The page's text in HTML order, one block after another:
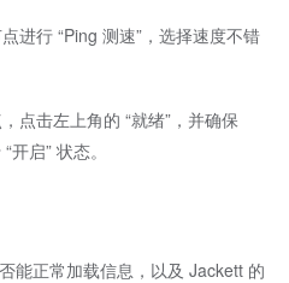
进行 “Ping 测速”，选择速度不错
点击左上角的 “就绪”，并确保
启” 状态。
能正常加载信息，以及 Jackett 的